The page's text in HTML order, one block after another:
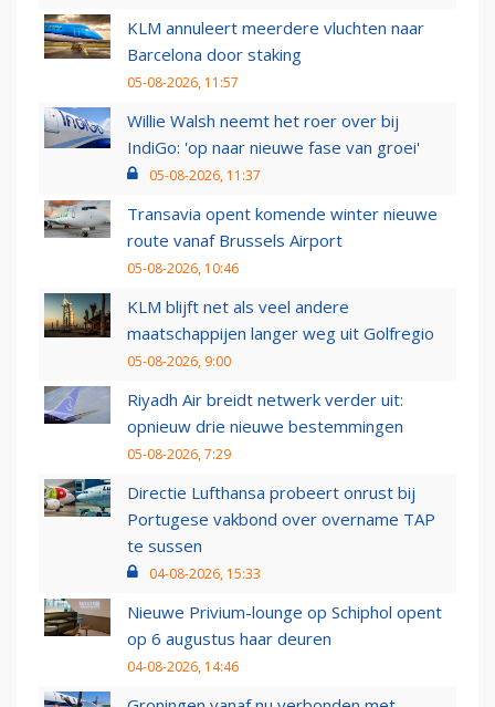
KLM annuleert meerdere vluchten naar
Barcelona door staking
05-08-2026, 11:57
Willie Walsh neemt het roer over bij
IndiGo: 'op naar nieuwe fase van groei'
05-08-2026, 11:37
Transavia opent komende winter nieuwe
route vanaf Brussels Airport
05-08-2026, 10:46
KLM blijft net als veel andere
maatschappijen langer weg uit Golfregio
05-08-2026, 9:00
Riyadh Air breidt netwerk verder uit:
opnieuw drie nieuwe bestemmingen
05-08-2026, 7:29
Directie Lufthansa probeert onrust bij
Portugese vakbond over overname TAP
te sussen
04-08-2026, 15:33
Nieuwe Privium-lounge op Schiphol opent
op 6 augustus haar deuren
04-08-2026, 14:46